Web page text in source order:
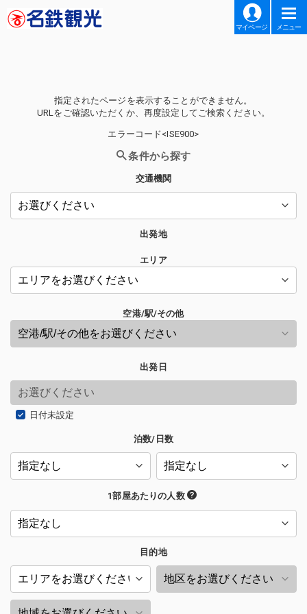
マイページ メニュー
指定されたページを表示することができません。
URLをご確認いただくか、再度設定してご検索ください。
エラーコード<ISE900>
条件から探す
交通機関
出発地
エリア
空港/駅/その他
出発日
日付未設定
泊数/日数
1部屋あたりの人数
目的地